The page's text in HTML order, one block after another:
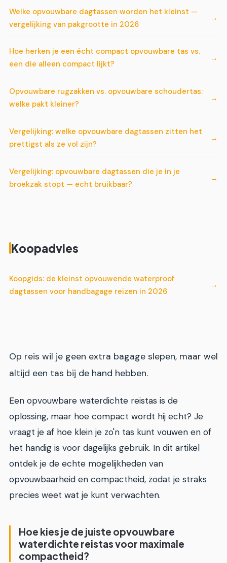
Welke opvouwbare dagtassen worden het kleinst —
vergelijking van pakgrootte in 2026
Hoe herken je een écht compact opvouwbare tas vs.
een die alleen compact lijkt?
Opvouwbare rugzakken vs. opvouwbare schoudertas:
welke pakt kleiner?
Vergelijking: welke opvouwbare dagtassen zitten het
prettigst als ze vol zijn?
Vergelijking: opvouwbare dagtassen die je in je
broekzak stopt — echt bruikbaar?
Koopadvies
Koopgids: de kleinst opvouwende waterproof
dagtassen voor handbagage reizen in 2026
Op reis wil je geen extra bagage slepen, maar wel
altijd een tas bij de hand hebben.
Een opvouwbare waterdichte reistas is de
oplossing, maar hoe compact wordt hij echt? Je
vraagt je af hoe klein je zo'n tas kunt vouwen en of
het handig is voor dagelijks gebruik. In dit artikel
ontdek je de echte mogelijkheden van
opvouwbaarheid en compactheid, zodat je straks
precies weet wat je kunt verwachten.
Hoe kies je de juiste opvouwbare
waterdichte reistas voor maximale
compactheid?